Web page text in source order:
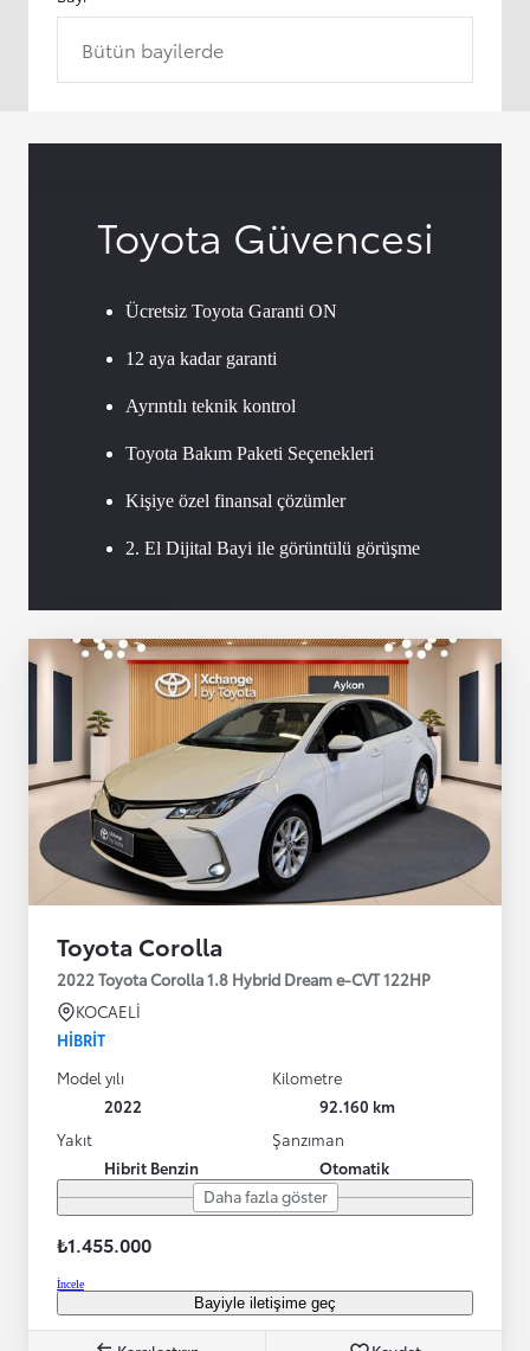
Bütün bayilerde
Toyota Güvencesi
Ücretsiz Toyota Garanti ON
12 aya kadar garanti
Ayrıntılı teknik kontrol
Toyota Bakım Paketi Seçenekleri
Kişiye özel finansal çözümler
2. El Dijital Bayi ile görüntülü görüşme
Toyota Corolla
2022 Toyota Corolla 1.8 Hybrid Dream e-CVT 122HP
KOCAELİ
HIBRIT
Model yılı
2022
Kilometre
92.160 km
Yakıt
Hibrit Benzin
Şanzıman
Otomatik
Daha fazla göster
₺1.455.000
İncele
Bayiyle iletişime geç